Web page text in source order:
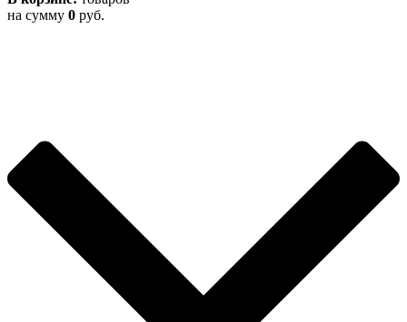
на сумму 0 руб.